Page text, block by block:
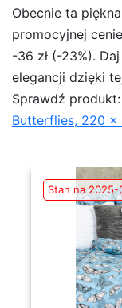
Obecnie ta
promocyjnej
-36 zł (-23%).
elegancji dzięki
Sprawdź produkt:
Butterflies, 220
Stan na